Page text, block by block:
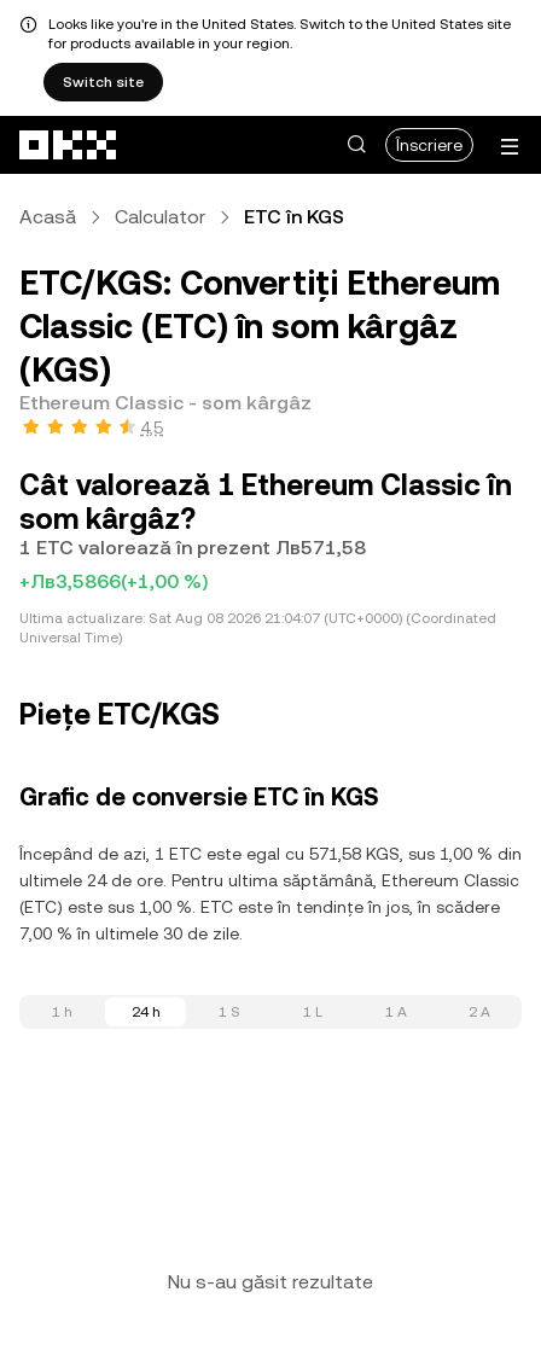
Looks like you're in the United States. Switch to the United States site
for products available in your region.
Switch site
Înscriere
Acasă Calculator ETC în KGS
ETC/KGS: Convertiți Ethereum
Classic (ETC) în som kârgâz
(KGS)
Ethereum Classic - som kârgâz
4,5
Cât valorează 1 Ethereum Classic în
som kârgâz?
1 ETC valorează în prezent Лв571,58
+Лв3,5866(+1,00 %)
Ultima actualizare: Sat Aug 08 2026 21:04:07 (UTC+0000) (Coordinated
Universal Time)
Piețe ETC/KGS
Grafic de conversie ETC în KGS
Începând de azi, 1 ETC este egal cu 571,58 KGS, sus 1,00 % din
ultimele 24 de ore. Pentru ultima săptămână, Ethereum Classic
(ETC) este sus 1,00 %. ETC este în tendințe în jos, în scădere
7,00 % în ultimele 30 de zile.
1 h 24 h 1 S 1 L 1 A 2 A
Nu s-au găsit rezultate